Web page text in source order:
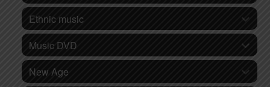
Ethnic music
Music DVD
New Age